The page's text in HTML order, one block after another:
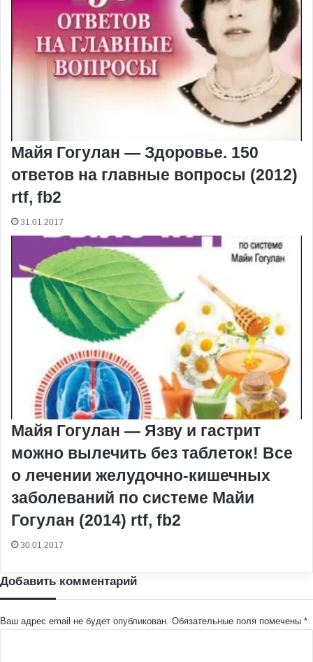
Майя Гогулан — Здоровье. 150
ответов на главные вопросы (2012)
rtf, fb2
31.01.2017
Майя Гогулан — Язву и гастрит
можно вылечить без таблеток! Все
о лечении желудочно-кишечных
заболеваний по системе Майи
Гогулан (2014) rtf, fb2
30.01.2017
Добавить комментарий
Ваш адрес email не будет опубликован. Обязательные поля помечены *